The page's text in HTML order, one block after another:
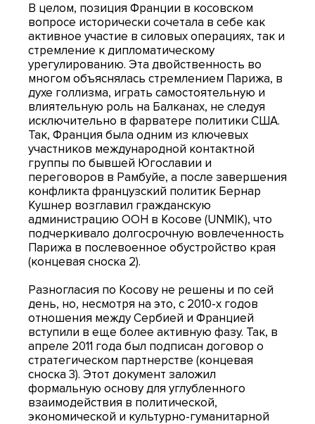
В целом, позиция Франции в косовском
вопросе исторически сочетала в себе как
активное участие в силовых операциях, так и
стремление к дипломатическому
урегулированию. Эта двойственность во
многом объяснялась стремлением Парижа, в
духе голлизма, играть самостоятельную и
влиятельную роль на Балканах, не следуя
исключительно в фарватере политики США.
Так, Франция была одним из ключевых
участников международной контактной
группы по бывшей Югославии и
переговоров в Рамбуйе, а после завершения
конфликта французский политик Бернар
Кушнер возглавил гражданскую
администрацию ООН в Косове (UNMIK), что
подчеркивало долгосрочную вовлеченность
Парижа в послевоенное обустройство края
(концевая сноска 2).
Разногласия по Косову не решены и по сей
день, но, несмотря на это, с 2010-х годов
отношения между Сербией и Францией
вступили в еще более активную фазу. Так, в
апреле 2011 года был подписан договор о
стратегическом партнерстве (концевая
сноска 3). Этот документ заложил
формальную основу для углубленного
взаимодействия в политической,
экономической и культурно-гуманитарной